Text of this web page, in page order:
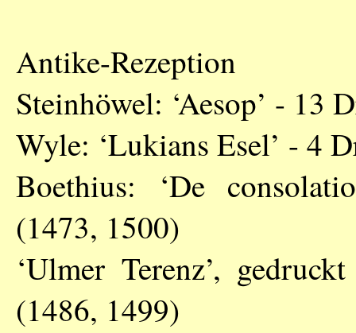
Antike-Rezeption
Steinhöwel: ‘Aesop’ - 13
Wyle: ‘Lukians Esel’ - 4
Boethius: ‘De
(1473, 1500)
‘Ulmer Terenz’,
(1486, 1499)